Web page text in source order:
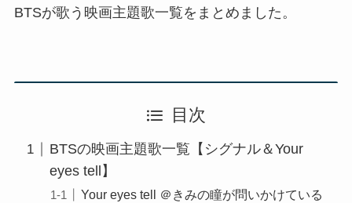
BTSが歌う映画主題歌一覧をまとめました。
目次
BTSの映画主題歌一覧【シグナル＆Your
eyes tell】
Your eyes tell ＠きみの瞳が問いかけている